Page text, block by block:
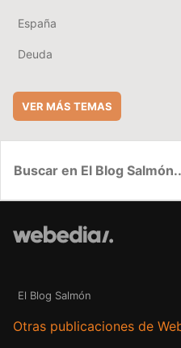
España
Deuda
VER MÁS TEMAS
El Blog Salmón
Otras publicaciones de